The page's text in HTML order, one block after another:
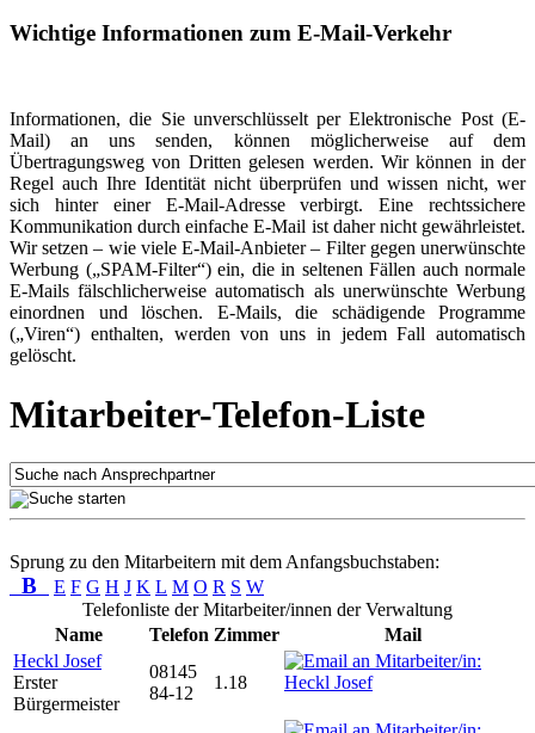
Wichtige Informationen zum E-Mail-Verkehr
Informationen, die Sie unverschlüsselt per Elektronische Post (E-
Mail) an uns senden, können möglicherweise auf dem
Übertragungsweg von Dritten gelesen werden. Wir können in der
Regel auch Ihre Identität nicht überprüfen und wissen nicht, wer
sich hinter einer E-Mail-Adresse verbirgt. Eine rechtssichere
Kommunikation durch einfache E-Mail ist daher nicht gewährleistet.
Wir setzen – wie viele E-Mail-Anbieter – Filter gegen unerwünschte
Werbung („SPAM-Filter“) ein, die in seltenen Fällen auch normale
E-Mails fälschlicherweise automatisch als unerwünschte Werbung
einordnen und löschen. E-Mails, die schädigende Programme
(„Viren“) enthalten, werden von uns in jedem Fall automatisch
gelöscht.
Mitarbeiter-Telefon-Liste
Sprung zu den Mitarbeitern mit dem Anfangsbuchstaben:
B E F G H J K L M O R S W
Telefonliste der Mitarbeiter/innen der Verwaltung
Name
Telefon Zimmer
Mail
Heckl Josef
Erster
Bürgermeister
08145
84-12
1.18